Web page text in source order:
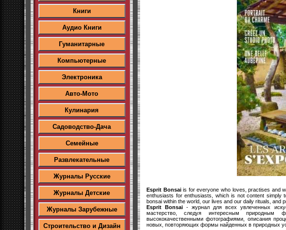
Книги
Аудио Книги
Гуманитарные
Компьютерные
Электроника
Авто-Мото
Кулинария
Садоводство-Дача
Семейные
Развлекательные
Журналы Русские
Журналы Детские
Журналы Зарубежные
Строительство и Дизайн
Esprit Bonsaiis for everyone who loves, practises and
enthusiasts for enthusiasts, which is not content
bonsai within the world, our lives and our daily rituals, and
Esprit Bonsai - журнал для всех увлеченных
мастерство, следуя интересным природным
высококачественными фотографиями, описания
новых, повторяющих формы найденных в природных